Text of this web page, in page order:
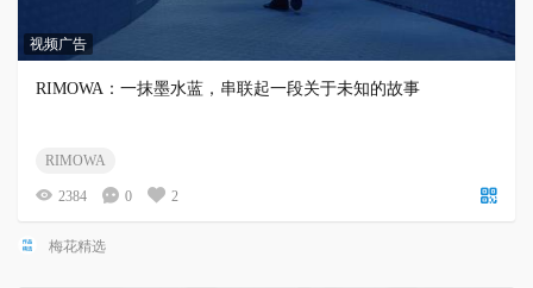
视频广告
RIMOWA：一抹墨水蓝，串联起一段关于未知的故事
RIMOWA
2384 0 2
梅花精选